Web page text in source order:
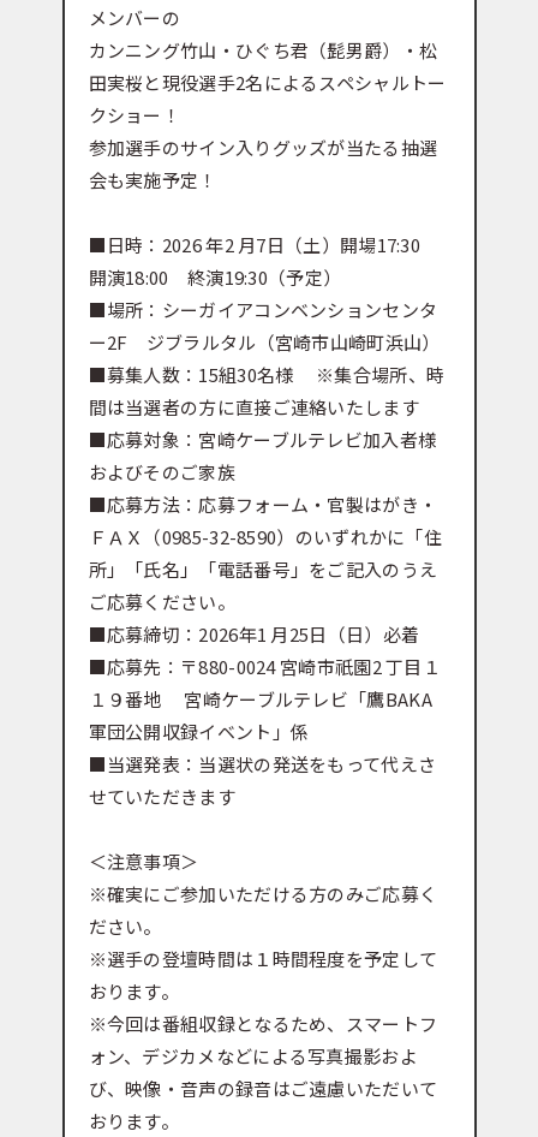
メンバーの
カンニング竹山・ひぐち君（髭男爵）・松
田実桜と現役選手2名によるスペシャルトー
クショー！
参加選手のサイン入りグッズが当たる抽選
会も実施予定！
■日時：2026 年2 月7日（土）開場17:30
開演18:00 終演19:30（予定）
■場所：シーガイアコンベンションセンタ
ー2F ジブラルタル（宮崎市山崎町浜山）
■募集人数：15組30名様 ※集合場所、時
間は当選者の方に直接ご連絡いたします
■応募対象：宮崎ケーブルテレビ加入者様
およびそのご家族
■応募方法：応募フォーム・官製はがき・
ＦＡＸ（0985-32-8590）のいずれかに「住
所」「氏名」「電話番号」をご記入のうえ
ご応募ください。
■応募締切：2026年1 月25日（日）必着
■応募先：〒880-0024 宮崎市祇園2 丁目１
１９番地 宮崎ケーブルテレビ「鷹BAKA
軍団公開収録イベント」係
■当選発表：当選状の発送をもって代えさ
せていただきます
＜注意事項＞
※確実にご参加いただける方のみご応募く
ださい。
※選手の登壇時間は１時間程度を予定して
おります。
※今回は番組収録となるため、スマートフ
ォン、デジカメなどによる写真撮影およ
び、映像・音声の録音はご遠慮いただいて
おります。